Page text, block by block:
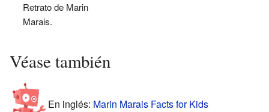
Retrato de Marin
Marais.
Véase también
En inglés: Marin Marais Facts for Kids